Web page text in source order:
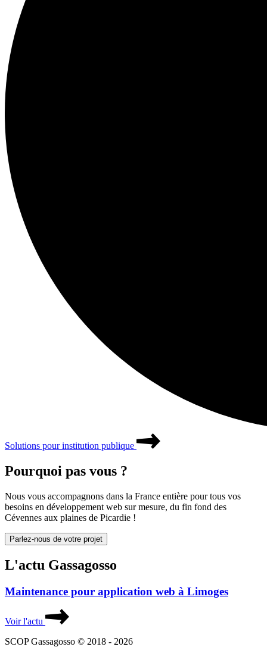
Solutions pour institution publique
Pourquoi pas vous ?
Nous vous accompagnons dans la France entière pour tous vos
besoins en développement web sur mesure, du fin fond des
Cévennes aux plaines de Picardie !
Parlez-nous de votre projet
L'actu Gassagosso
Maintenance pour application web à Limoges
Voir l'actu
SCOP Gassagosso © 2018 - 2026